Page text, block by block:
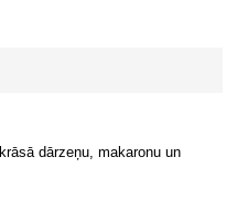
dārzeņu, makaronu un